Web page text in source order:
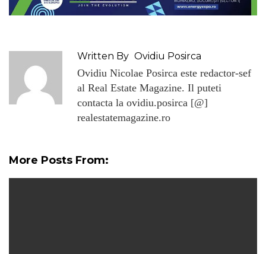
Written By Ovidiu Posirca
Ovidiu Nicolae Posirca este redactor-sef
al Real Estate Magazine. Il puteti
contacta la ovidiu.posirca [@]
realestatemagazine.ro
More Posts From: